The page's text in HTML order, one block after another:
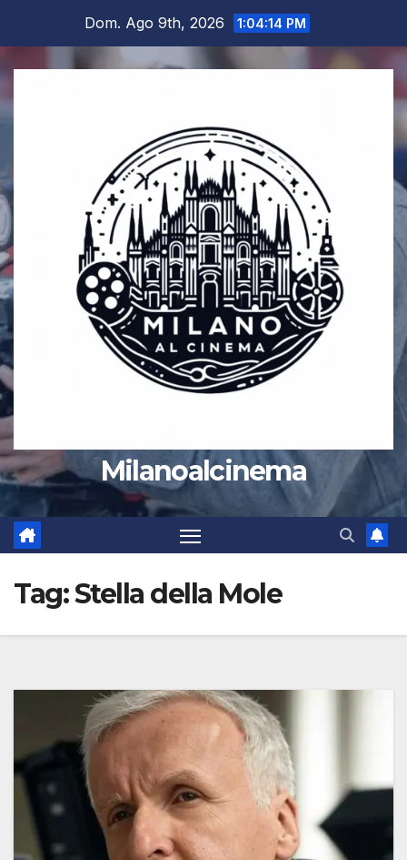
contenuto
Dom. Ago 9th, 2026 1:04:14 PM
Milanoalcinema
Tag:Stella della Mole